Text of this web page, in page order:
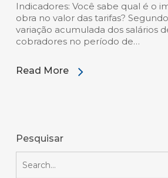
Indicadores: Você sabe qual é o
obra no valor das tarifas?
variação acumulada dos salários
cobradores no período de…
Read More
Pesquisar